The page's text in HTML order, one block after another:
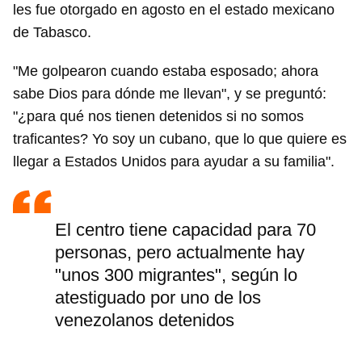
les fue otorgado en agosto en el estado mexicano
de Tabasco.
"Me golpearon cuando estaba esposado; ahora
sabe Dios para dónde me llevan", y se preguntó:
"¿para qué nos tienen detenidos si no somos
traficantes? Yo soy un cubano, que lo que quiere es
llegar a Estados Unidos para ayudar a su familia".
El centro tiene capacidad para 70
personas, pero actualmente hay
"unos 300 migrantes", según lo
atestiguado por uno de los
venezolanos detenidos